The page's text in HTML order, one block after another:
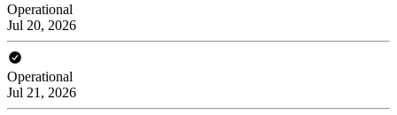
Operational
Jul 20, 2026
Operational
Jul 21, 2026